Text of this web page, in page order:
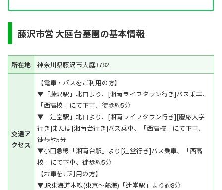
藤沢市営 大庭台墓園の基本情報
所在地 神奈川県藤沢市大庭3782
交通ア
クセス
【電車・バスをご利用の方】
▼「藤沢駅」北口より、[湘南ライフタウン行き]バス乗車、
「西高校」にて下車、徒歩約5分
▼「辻堂駅」北口より、[湘南ライフタウン行き][慶応大学
行き]または[湘南台行き]バス乗車、「西高校」にて下車、
徒歩約5分
▼小田急線「湘南台駅」より[辻堂行き]バス乗車、「西高
校」にて下車、徒歩約5分
【お車をご利用の方】
▼JR東海道本線(東京～熱海)「辻堂駅」より約8分